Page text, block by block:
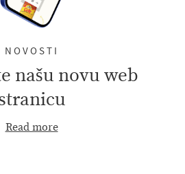
NOVOSTI
našu novu web
Read more